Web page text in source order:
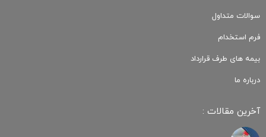
سوالات متداول
فرم استخدام
بیمه های طرف قرارداد
درباره ما
آخرین مقالات :